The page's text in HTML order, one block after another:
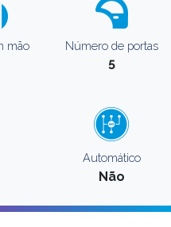
mão Número de portas
5
Automático
Não